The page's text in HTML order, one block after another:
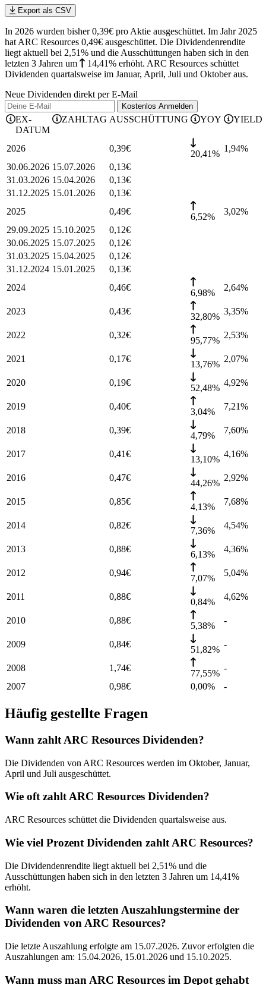
Export als CSV
In 2026 wurden bisher 0,39€ pro Aktie ausgeschüttet. Im Jahr 2025
hat ARC Resources 0,49€ ausgeschüttet. Die Dividendenrendite
liegt aktuell bei 2,51% und die Ausschüttungen haben sich in den
letzten 3 Jahren um 14,41% erhöht. ARC Resources schüttet
Dividenden quartalsweise im Januar, April, Juli und Oktober aus.
Neue Dividenden direkt per E-Mail
Kostenlos Anmelden
EX-
DATUM
ZAHLTAG AUSSCHÜTTUNG YOY YIELD
2026 0,39€
20,41%
1,94%
30.06.2026 15.07.2026 0,13€
31.03.2026 15.04.2026 0,13€
31.12.2025 15.01.2026 0,13€
2025
0,49€
6,52%
3,02%
29.09.2025 15.10.2025 0,12€
30.06.2025 15.07.2025 0,12€
31.03.2025 15.04.2025 0,12€
31.12.2024 15.01.2025 0,13€
2024
0,46€
6,98%
2,64%
2023 0,43€
32,80%
3,35%
2022 0,32€
95,77%
2,53%
2021 0,17€
13,76%
2,07%
2020 0,19€
52,48%
4,92%
2019 0,40€
3,04%
7,21%
2018 0,39€
4,79%
7,60%
2017 0,41€
13,10%
4,16%
2016 0,47€
44,26%
2,92%
2015 0,85€
4,13%
7,68%
2014 0,82€
7,36%
4,54%
2013 0,88€
6,13%
4,36%
2012 0,94€
7,07%
5,04%
2011 0,88€
0,84%
4,62%
2010 0,88€
5,38%
-
2009 0,84€
51,82%
-
2008 1,74€
77,55%
-
2007
0,98€ 0,00% -
Häufig gestellte Fragen
Wann zahlt ARC Resources Dividenden?
Die Dividenden von ARC Resources werden im Oktober, Januar,
April und Juli ausgeschüttet.
Wie oft zahlt ARC Resources Dividenden?
ARC Resources schüttet die Dividenden quartalsweise aus.
Wie viel Prozent Dividenden zahlt ARC Resources?
Die Dividendenrendite liegt aktuell bei 2,51% und die
Ausschüttungen haben sich in den letzten 3 Jahren um 14,41%
erhöht.
Wann waren die letzten Auszahlungstermine der
Dividenden von ARC Resources?
Die letzte Auszahlung erfolgte am 15.07.2026. Zuvor erfolgten die
Auszahlungen am: 15.04.2026, 15.01.2026 und 15.10.2025.
Wann muss man ARC Resources im Depot gehabt